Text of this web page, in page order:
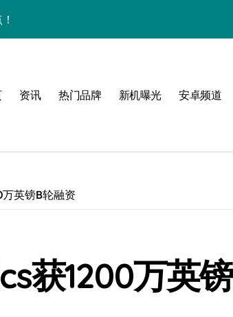
！
资讯 热门品牌 新机曝光 安卓频道
英镑B轮融资
获1200万英